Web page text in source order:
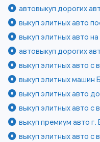
автовыкуп дорогих
выкуп элитных авто
выкуп элитных авто
автовыкуп дорогих
выкуп элитных авто с
выкуп элитных машин
выкуп элитных авто
выкуп элитных авто с
выкуп премиум авто г.
выкуп элитных авто с